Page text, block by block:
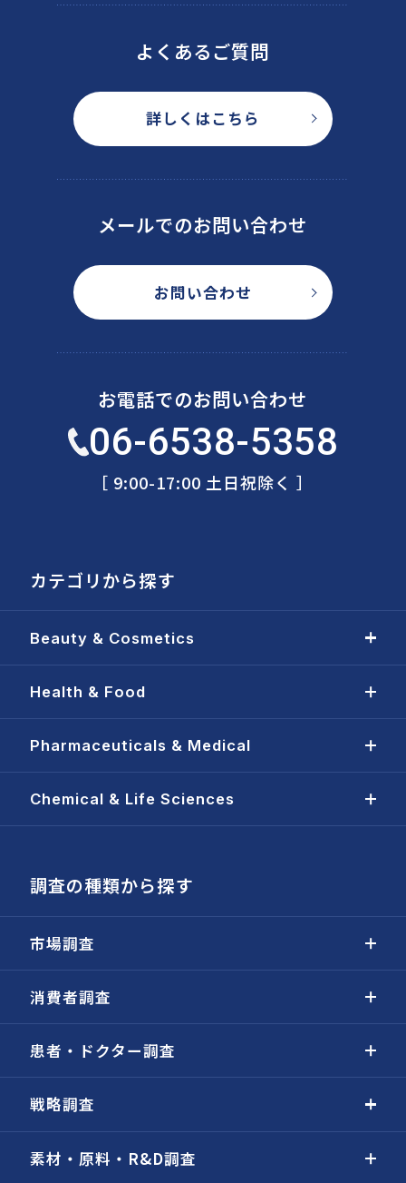
よくあるご質問
詳しくはこちら
メールでのお問い合わせ
お問い合わせ
お電話でのお問い合わせ
06-6538-5358
［ 9:00-17:00 土日祝除く ］
カテゴリから探す
Beauty & Cosmetics
Health & Food
Pharmaceuticals & Medical
Chemical & Life Sciences
調査の種類から探す
市場調査
消費者調査
患者・ドクター調査
戦略調査
素材・原料・R&D調査